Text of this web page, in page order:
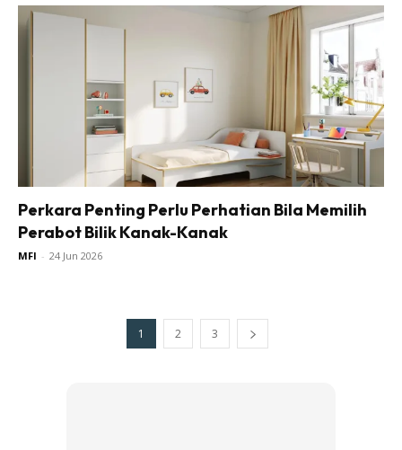
Perkara Penting Perlu Perhatian Bila Memilih
Perabot Bilik Kanak-Kanak
MFI - 24 Jun 2026
1 2 3